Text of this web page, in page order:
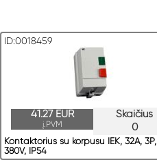
ID:0018459
Skaičius
0
41.27 EUR
į.PVM
Kontaktorius su korpusu IEK, 32A, 3P,
380V, IP54